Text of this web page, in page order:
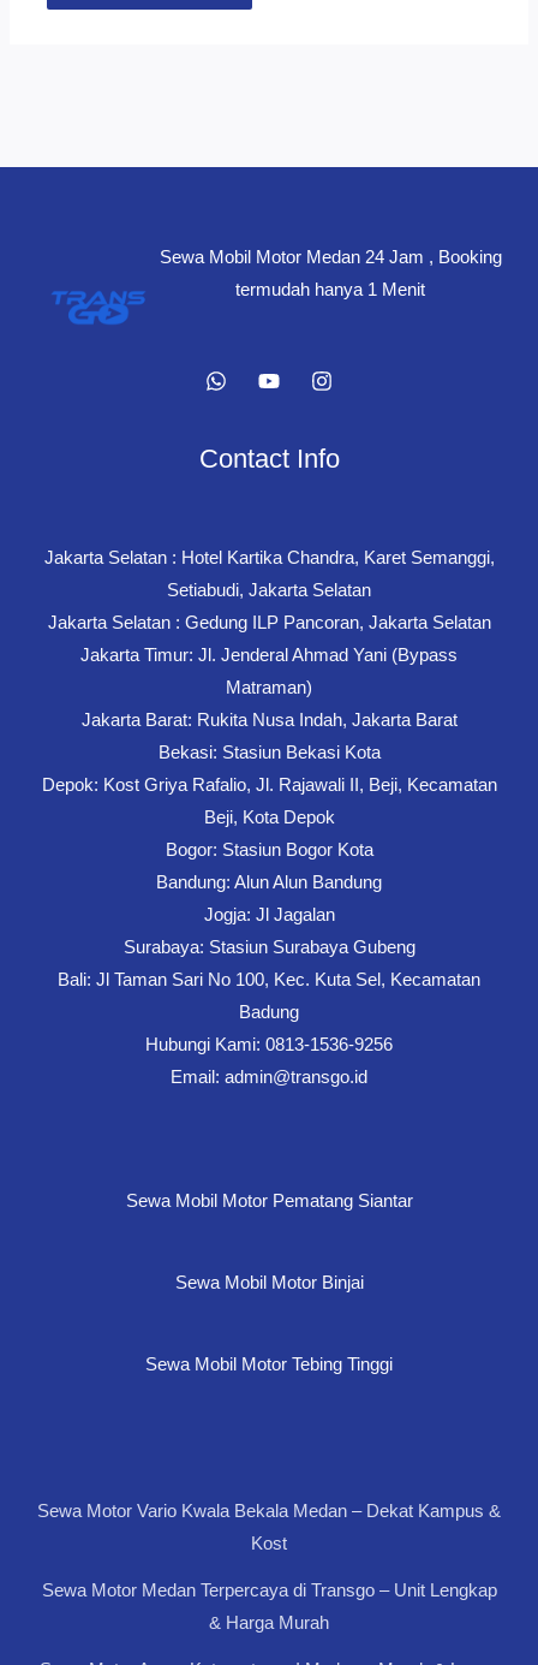
Sewa Mobil Motor Medan 24 Jam , Booking
termudah hanya 1 Menit
Contact Info
Jakarta Selatan : Hotel Kartika Chandra, Karet Semanggi,
Setiabudi, Jakarta Selatan
Jakarta Selatan : Gedung ILP Pancoran, Jakarta Selatan
Jakarta Timur: Jl. Jenderal Ahmad Yani (Bypass
Matraman)
Jakarta Barat: Rukita Nusa Indah, Jakarta Barat
Bekasi: Stasiun Bekasi Kota
Depok: Kost Griya Rafalio, Jl. Rajawali II, Beji, Kecamatan
Beji, Kota Depok
Bogor: Stasiun Bogor Kota
Bandung: Alun Alun Bandung
Jogja: Jl Jagalan
Surabaya: Stasiun Surabaya Gubeng
Bali: Jl Taman Sari No 100, Kec. Kuta Sel, Kecamatan
Badung
Hubungi Kami: 0813-1536-9256
Email: admin@transgo.id
Sewa Mobil Motor Pematang Siantar
Sewa Mobil Motor Binjai
Sewa Mobil Motor Tebing Tinggi
Sewa Motor Vario Kwala Bekala Medan – Dekat Kampus &
Kost
Sewa Motor Medan Terpercaya di Transgo – Unit Lengkap
& Harga Murah